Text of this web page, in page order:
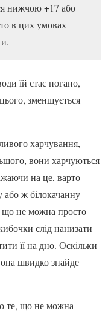
нижчою +17 або
в цих умовах
їй стає погано,
зменшується
харчування,
вони харчуються
на це, варто
або ж білокачанну
що не можна просто
слід нанизати
її на дно. Оскільки
швидко знайде
те, що не можна